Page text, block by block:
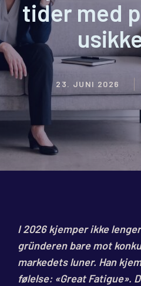
tider med
23. JUNI 2026
I 2026 kjemper ikke
gründeren bare mot
markedets luner. Han
følelse: «Great Fatigue».